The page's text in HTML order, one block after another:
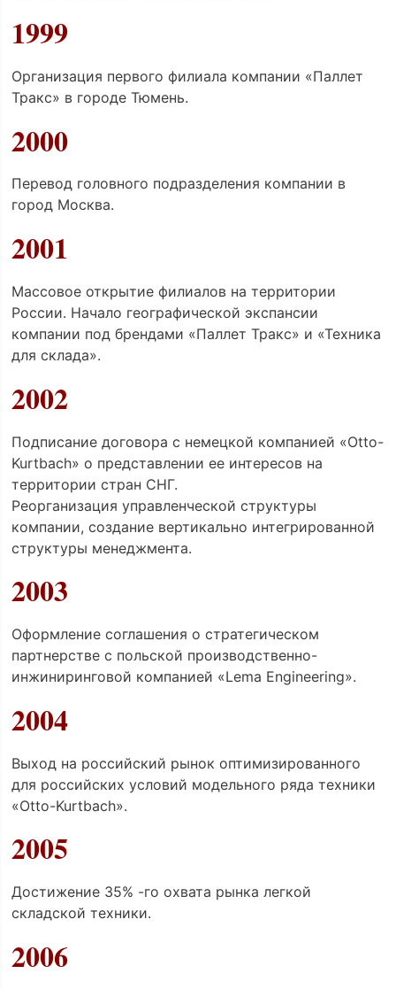
1999
Организация первого филиала компании «Паллет
Тракс» в городе Тюмень.
2000
Перевод головного подразделения компании в
город Москва.
2001
Массовое открытие филиалов на территории
России. Начало географической экспансии
компании под брендами «Паллет Тракс» и «Техника
для склада».
2002
Подписание договора с немецкой компанией «Otto-
Kurtbach» о представлении ее интересов на
территории стран СНГ.
Реорганизация управленческой структуры
компании, создание вертикально интегрированной
структуры менеджмента.
2003
Оформление соглашения о стратегическом
партнерстве с польской производственно-
инжиниринговой компанией «Lema Engineering».
2004
Выход на российский рынок оптимизированного
для российских условий модельного ряда техники
«Otto-Kurtbach».
2005
Достижение 35% -го охвата рынка легкой
складской техники.
2006